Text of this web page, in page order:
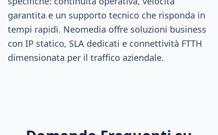
garantita e un supporto tecnico che risponda in
tempi rapidi. Neomedia offre soluzioni business
con IP statico, SLA dedicati e connettività FTTH
dimensionata per il traffico aziendale.